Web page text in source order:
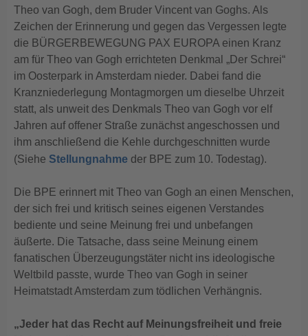
Theo van Gogh, dem Bruder Vincent van Goghs. Als
Zeichen der Erinnerung und gegen das Vergessen legte
die BÜRGERBEWEGUNG PAX EUROPA einen Kranz
am für Theo van Gogh errichteten Denkmal „Der Schrei“
im Oosterpark in Amsterdam nieder. Dabei fand die
Kranzniederlegung Montagmorgen um dieselbe Uhrzeit
statt, als unweit des Denkmals Theo van Gogh vor elf
Jahren auf offener Straße zunächst angeschossen und
ihm anschließend die Kehle durchgeschnitten wurde
(Siehe Stellungnahme der BPE zum 10. Todestag).
Die BPE erinnert mit Theo van Gogh an einen Menschen,
der sich frei und kritisch seines eigenen Verstandes
bediente und seine Meinung frei und unbefangen
äußerte. Die Tatsache, dass seine Meinung einem
fanatischen Überzeugungstäter nicht ins ideologische
Weltbild passte, wurde Theo van Gogh in seiner
Heimatstadt Amsterdam zum tödlichen Verhängnis.
„Jeder hat das Recht auf Meinungsfreiheit und freie